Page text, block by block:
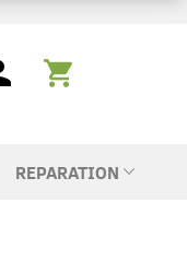
REPARATION